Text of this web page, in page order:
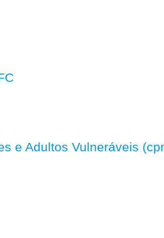
e Adultos Vulneráveis